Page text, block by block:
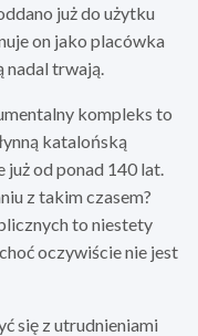
już do użytku
on jako placówka
trwają.
kompleks to
katalońską
od ponad 140 lat.
z takim czasem?
to niestety
oczywiście nie jest
się z utrudnieniami